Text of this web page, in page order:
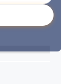
インフラ運用プ
スクや運用サポ
す。